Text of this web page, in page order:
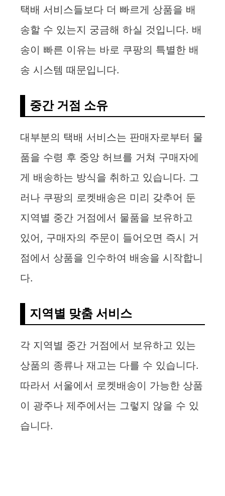
택배 서비스들보다 더 빠르게 상품을 배
송할 수 있는지 궁금해 하실 것입니다. 배
송이 빠른 이유는 바로 쿠팡의 특별한 배
송 시스템 때문입니다.
중간 거점 소유
대부분의 택배 서비스는 판매자로부터 물
품을 수령 후 중앙 허브를 거쳐 구매자에
게 배송하는 방식을 취하고 있습니다. 그
러나 쿠팡의 로켓배송은 미리 갖추어 둔
지역별 중간 거점에서 물품을 보유하고
있어, 구매자의 주문이 들어오면 즉시 거
점에서 상품을 인수하여 배송을 시작합니
다.
지역별 맞춤 서비스
각 지역별 중간 거점에서 보유하고 있는
상품의 종류나 재고는 다를 수 있습니다.
따라서 서울에서 로켓배송이 가능한 상품
이 광주나 제주에서는 그렇지 않을 수 있
습니다.